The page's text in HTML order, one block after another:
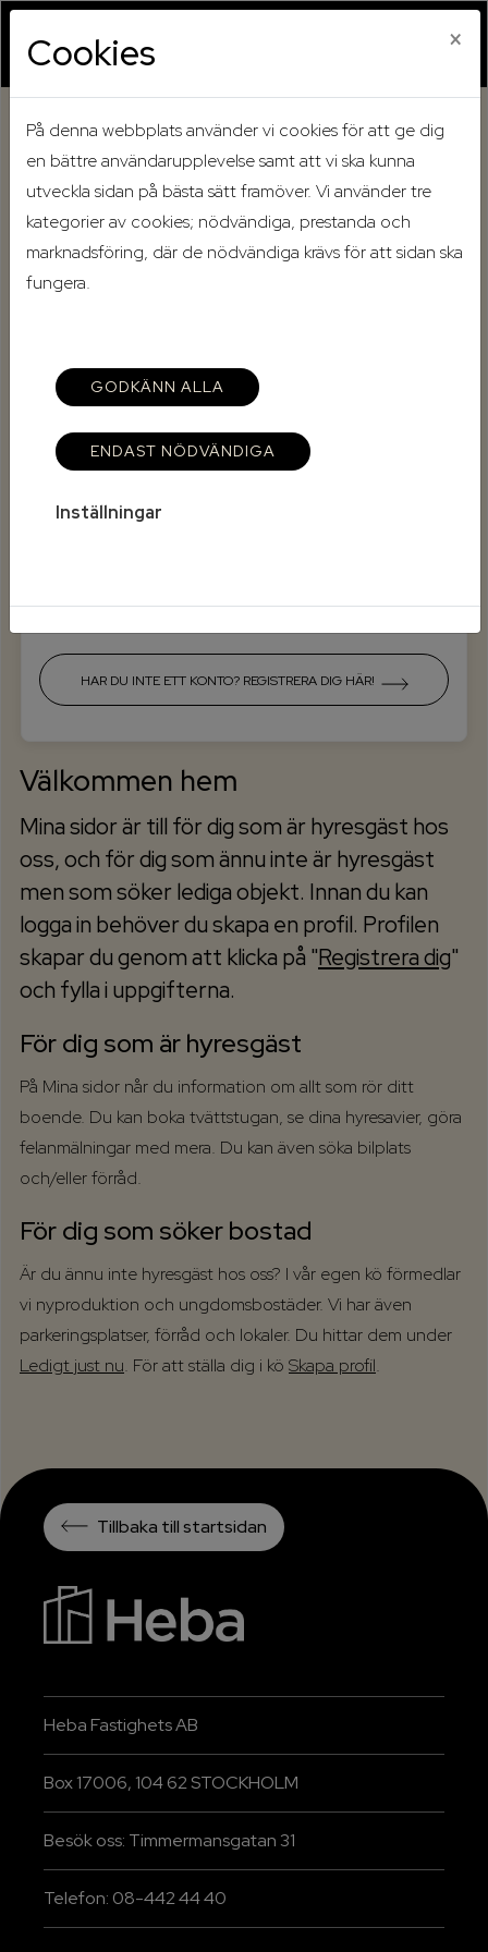
Hem Mina sidor
Mina sidor
Starta Mobilt BankID
HAR DU INTE ETT KONTO? REGISTRERA DIG HÄR!
Välkommen hem
Mina sidor är till för dig som är hyresgäst hos
oss, och för dig som ännu inte är hyresgäst
men som söker lediga objekt. Innan du kan
logga in behöver du skapa en profil. Profilen
skapar du genom att klicka på "Registrera dig"
och fylla i uppgifterna.
För dig som är hyresgäst
På Mina sidor når du information om allt som rör ditt
boende. Du kan boka tvättstugan, se dina hyresavier, göra
felanmälningar med mera. Du kan även söka bilplats
och/eller förråd.
För dig som söker bostad
Är du ännu inte hyresgäst hos oss? I vår egen kö förmedlar
vi nyproduktion och ungdomsbostäder. Vi har även
parkeringsplatser, förråd och lokaler. Du hittar dem under
Ledigt just nu. För att ställa dig i kö Skapa profil.
Tillbaka till startsidan
Heba Fastighets AB
Box 17006, 104 62 STOCKHOLM
Besök oss: Timmermansgatan 31
Telefon: 08-442 44 40
Cookies ×
På denna webbplats använder vi cookies för att ge dig
en bättre användarupplevelse samt att vi ska kunna
utveckla sidan på bästa sätt framöver. Vi använder tre
kategorier av cookies; nödvändiga, prestanda och
marknadsföring, där de nödvändiga krävs för att sidan ska
fungera.
GODKÄNN ALLA
ENDAST NÖDVÄNDIGA
Inställningar